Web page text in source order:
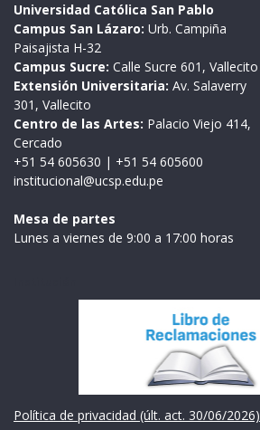
Universidad Católica San Pablo
Campus San Lázaro: Urb. Campiña
Paisajista H-32
Campus Sucre: Calle Sucre 601, Vallecito
Extensión Universitaria: Av. Salaverry
301, Vallecito
Centro de las Artes: Palacio Viejo 414,
Cercado
+51 54 605630 | +51 54 605600
institucional@ucsp.edu.pe
Mesa de partes
Lunes a viernes de 9:00 a 17:00 horas
Política de privacidad (últ. act. 30/06/2026)